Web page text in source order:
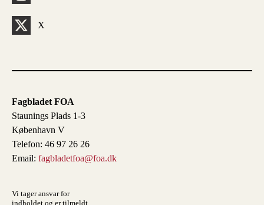
Fagbladet FOA
Staunings Plads 1-3
København V
Telefon: 46 97 26 26
Email: fagbladetfoa@foa.dk
Vi tager ansvar for
indholdet og er tilmeldt
X